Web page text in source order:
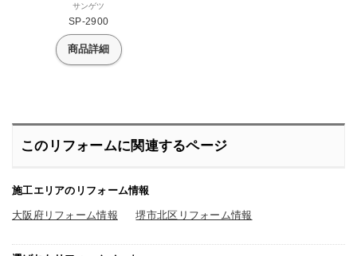
サンゲツ
SP-2900
商品詳細
このリフォームに関連するページ
施工エリアのリフォーム情報
大阪府リフォーム情報 堺市北区リフォーム情報